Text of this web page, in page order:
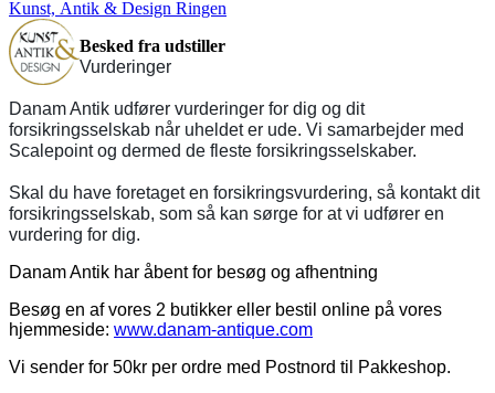
Kunst, Antik & Design Ringen
Besked fra udstiller
Vurderinger
Danam Antik udfører vurderinger for dig og dit
forsikringsselskab når uheldet er ude. Vi samarbejder med
Scalepoint og dermed de fleste forsikringsselskaber.
Skal du have foretaget en forsikringsvurdering, så kontakt dit
forsikringsselskab, som så kan sørge for at vi udfører en
vurdering for dig.
Danam Antik har åbent for besøg og afhentning
Besøg en af vores 2 butikker eller bestil online på vores
hjemmeside: www.danam-antique.com
Vi sender for 50kr per ordre med Postnord til Pakkeshop.